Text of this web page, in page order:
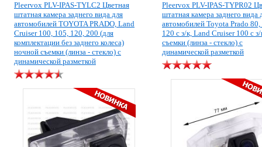
Pleervox PLV-IPAS-TYLC2 Цветная
штатная камера заднего вида для
автомобилей TOYOTA PRADO, Land
Cruiser 100, 105, 120, 200 (для
комплектации без заднего колеса)
ночной съемки (линза - стекло) с
динамической разметкой
Pleervox PLV-IPAS-TYPR02
штатная камера заднего вида
автомобилей Toyota Prado 80,
120 с з/к, Land Cruiser 100 с
съемки (линза - стекло) с
динамической разметкой